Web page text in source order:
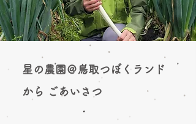
星の農園＠鳥取つぼくランド
から ごあいさつ